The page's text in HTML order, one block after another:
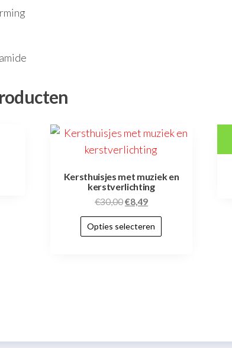
Kersthuisjes met muziek en
kerstverlichting
€30,00€8,49
Opties selecteren